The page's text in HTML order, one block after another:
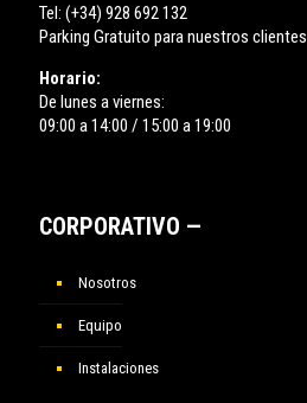
Tel: (+34) 928 692 132
Parking Gratuito para nuestros clientes
Horario:
De lunes a viernes:
09:00 a 14:00 / 15:00 a 19:00
CORPORATIVO —
Nosotros
Equipo
Instalaciones